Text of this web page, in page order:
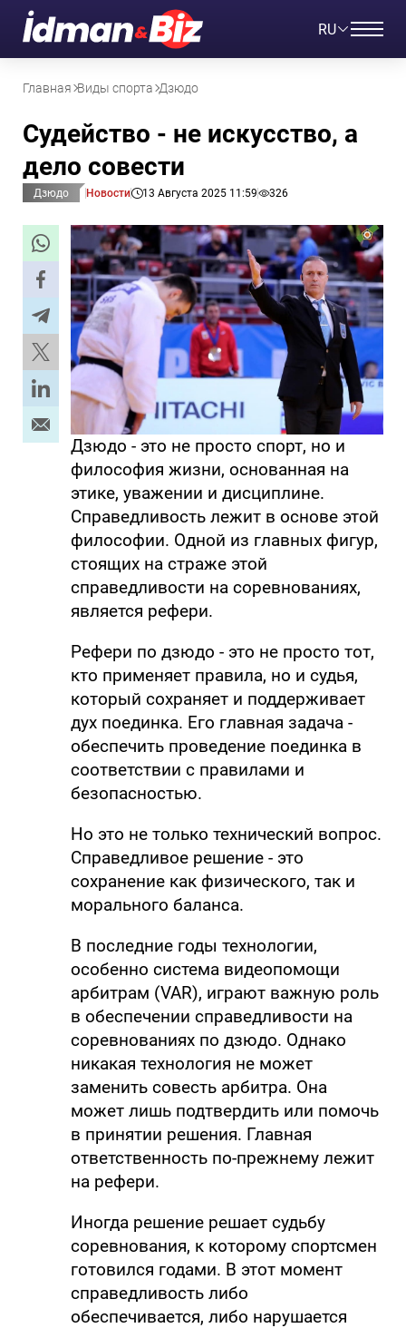
RU
Главная Виды спорта Дзюдо
Судейство - не искусство, а
дело совести
Дзюдо Новости 13 Августа 2025 11:59 326
Дзюдо - это не просто спорт, но и
философия жизни, основанная на
этике, уважении и дисциплине.
Справедливость лежит в основе этой
философии. Одной из главных фигур,
стоящих на страже этой
справедливости на соревнованиях,
является рефери.
Рефери по дзюдо - это не просто тот,
кто применяет правила, но и судья,
который сохраняет и поддерживает
дух поединка. Его главная задача -
обеспечить проведение поединка в
соответствии с правилами и
безопасностью.
Но это не только технический вопрос.
Справедливое решение - это
сохранение как физического, так и
морального баланса.
В последние годы технологии,
особенно система видеопомощи
арбитрам (VAR), играют важную роль
в обеспечении справедливости на
соревнованиях по дзюдо. Однако
никакая технология не может
заменить совесть арбитра. Она
может лишь подтвердить или помочь
в принятии решения. Главная
ответственность по-прежнему лежит
на рефери.
Иногда решение решает судьбу
соревнования, к которому спортсмен
готовился годами. В этот момент
справедливость либо
обеспечивается, либо нарушается